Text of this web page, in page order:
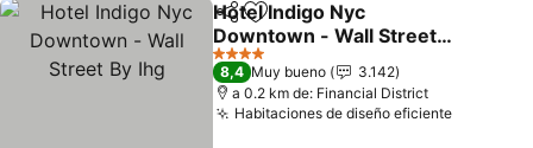
CompartirAñadir a favoritos
Hotel Indigo Nyc
Downtown - Wall Street
By Ihg
Ver precios
4 Estrellas
8,4 Muy bueno
3.142
a 0.2 km de: Financial District
Habitaciones de diseño eficienteVer